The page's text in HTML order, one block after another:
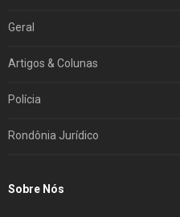
Geral
Artigos & Colunas
Polícia
Rondônia Jurídico
Sobre Nós